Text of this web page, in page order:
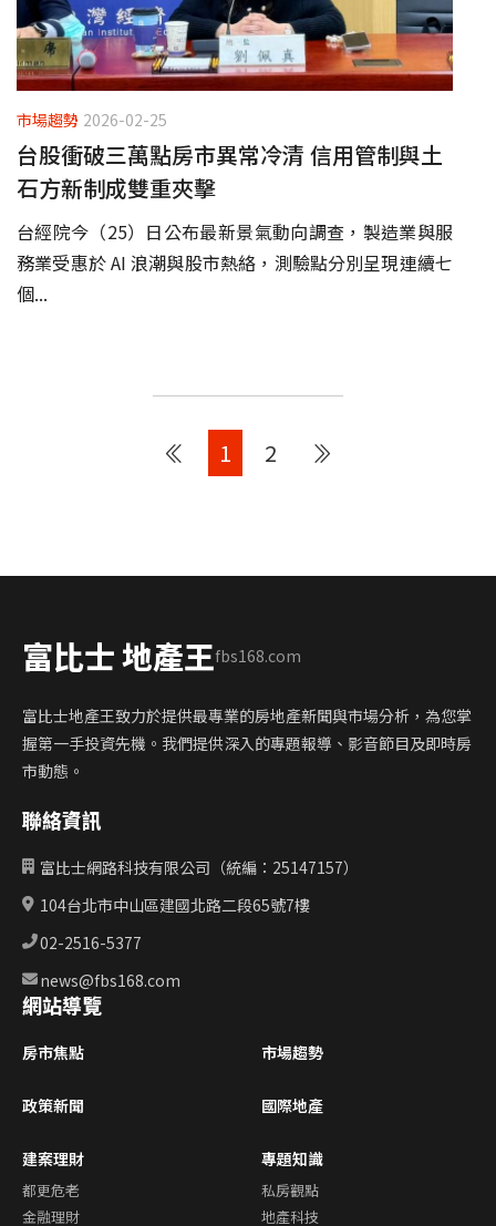
市場趨勢 2026-02-25
台股衝破三萬點房市異常冷清 信用管制與土
石方新制成雙重夾擊
台經院今（25）日公布最新景氣動向調查，製造業與服
務業受惠於 AI 浪潮與股市熱絡，測驗點分別呈現連續七
個...
1 2
富比士 地產王fbs168.com
富比士地產王致力於提供最專業的房地產新聞與市場分析，為您掌
握第一手投資先機。我們提供深入的專題報導、影音節目及即時房
市動態。
聯絡資訊
富比士網路科技有限公司（統編：25147157）
104台北市中山區建國北路二段65號7樓
02-2516-5377
news@fbs168.com
網站導覽
房市焦點 市場趨勢
政策新聞 國際地產
建案理財
都更危老
金融理財
專題知識
私房觀點
地產科技